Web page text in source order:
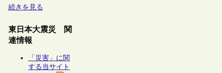
続きを見る
東日本大震災 関
連情報
「災害」に関
する当サイト